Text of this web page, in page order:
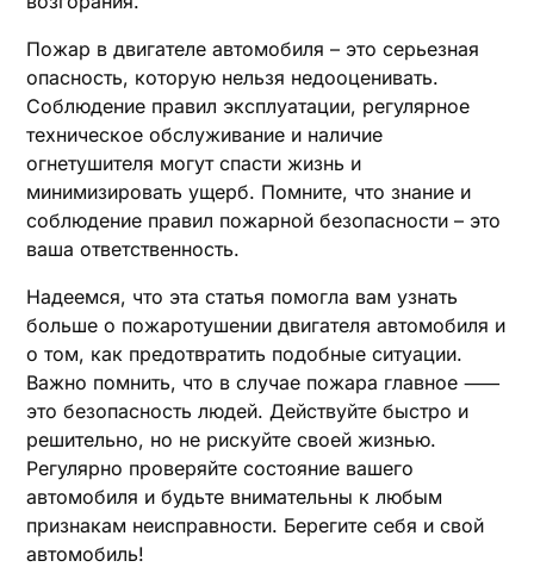
Пожар в двигателе автомобиля – это серьезная
опасность, которую нельзя недооценивать.
Соблюдение правил эксплуатации, регулярное
техническое обслуживание и наличие
огнетушителя могут спасти жизнь и
минимизировать ущерб. Помните, что знание и
соблюдение правил пожарной безопасности – это
ваша ответственность.
Надеемся, что эта статья помогла вам узнать
больше о пожаротушении двигателя автомобиля и
о том, как предотвратить подобные ситуации.
Важно помнить, что в случае пожара главное ⸺
это безопасность людей. Действуйте быстро и
решительно, но не рискуйте своей жизнью.
Регулярно проверяйте состояние вашего
автомобиля и будьте внимательны к любым
признакам неисправности. Берегите себя и свой
автомобиль!